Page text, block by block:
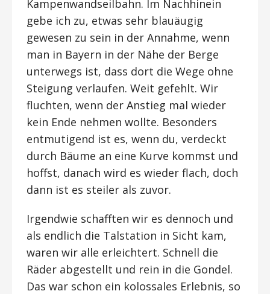
Kampenwandseilbahn. Im Nachhinein
gebe ich zu, etwas sehr blauäugig
gewesen zu sein in der Annahme, wenn
man in Bayern in der Nähe der Berge
unterwegs ist, dass dort die Wege ohne
Steigung verlaufen. Weit gefehlt. Wir
fluchten, wenn der Anstieg mal wieder
kein Ende nehmen wollte. Besonders
entmutigend ist es, wenn du, verdeckt
durch Bäume an eine Kurve kommst und
hoffst, danach wird es wieder flach, doch
dann ist es steiler als zuvor.
Irgendwie schafften wir es dennoch und
als endlich die Talstation in Sicht kam,
waren wir alle erleichtert. Schnell die
Räder abgestellt und rein in die Gondel.
Das war schon ein kolossales Erlebnis, so